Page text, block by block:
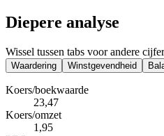
Diepere analyse
Wissel tussen tabs voor andere
Waardering Winstgevendheid
Koers/boekwaarde
23,47
Koers/omzet
1,95